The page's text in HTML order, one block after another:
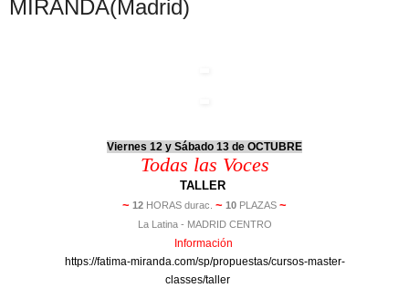
MIRANDA(Madrid)
Viernes 12 y Sábado 13 de OCTUBRE
Todas las Voces
TALLER
~ 12 HORAS durac. ~ 10 PLAZAS ~
La Latina - MADRID CENTRO
Información
https://fatima-miranda.com/sp/propuestas/cursos-master-
classes/talleres/